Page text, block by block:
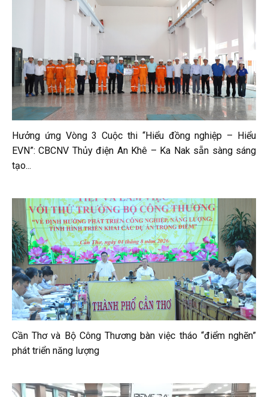
Hưởng ứng Vòng 3 Cuộc thi “Hiểu đồng nghiệp – Hiểu
EVN”: CBCNV Thủy điện An Khê – Ka Nak sẵn sàng sáng
tạo...
Cần Thơ và Bộ Công Thương bàn việc tháo “điểm nghẽn”
phát triển năng lượng